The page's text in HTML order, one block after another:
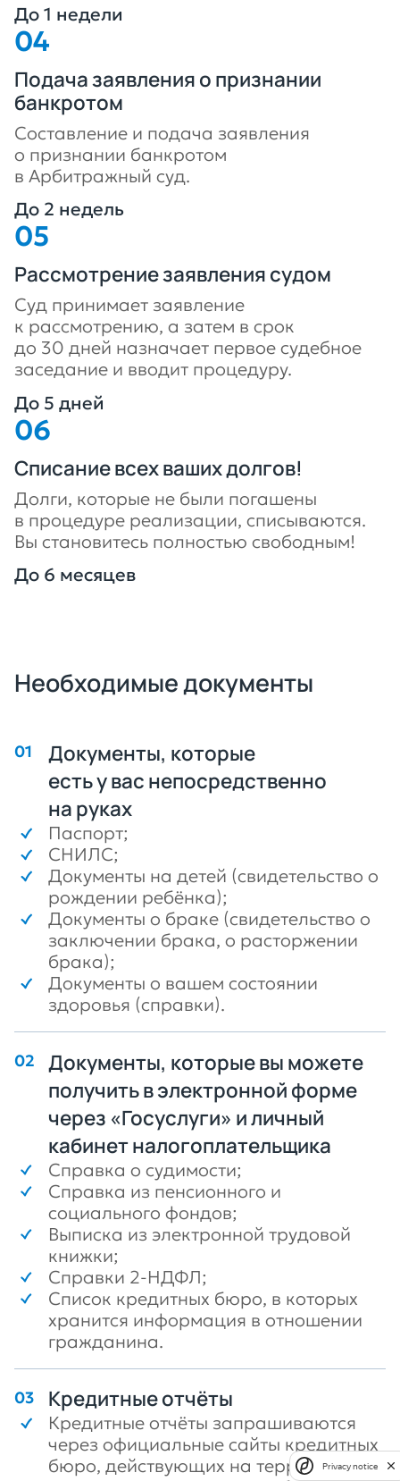
До 1 недели
Подача заявления о признании
банкротом
Составление и подача заявления
о признании банкротом
в Арбитражный суд.
До 2 недель
Рассмотрение заявления судом
Суд принимает заявление
к рассмотрению, а затем в срок
до 30 дней назначает первое судебное
заседание и вводит процедуру.
До 5 дней
Списание всех ваших долгов!
Долги, которые не были погашены
в процедуре реализации, списываются.
Вы становитесь полностью свободным!
До 6 месяцев
Необходимые документы
Документы, которые
есть у вас непосредственно
на руках
Паспорт;
СНИЛС;
Документы на детей (свидетельство о
рождении ребёнка);
Документы о браке (свидетельство о
заключении брака, о расторжении
брака);
Документы о вашем состоянии
здоровья (справки).
Документы, которые вы можете
получить в электронной форме
через «Госуслуги» и личный
кабинет налогоплательщика
Справка о судимости;
Справка из пенсионного и
социального фондов;
Выписка из электронной трудовой
книжки;
Справки 2-НДФЛ;
Список кредитных бюро, в которых
хранится информация в отношении
гражданина.
Кредитные отчёты
Кредитные отчёты запрашиваются
через официальные сайты кредитных
бюро, действующих на территории
Privacy notice